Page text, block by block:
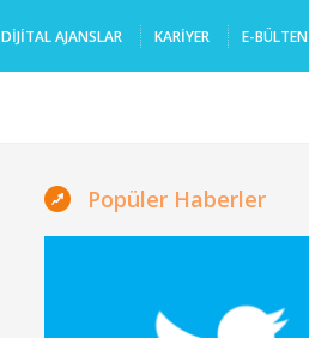
DIJITAL AJANSLAR KARIYER E-BÜLTEN
Popüler Haberler